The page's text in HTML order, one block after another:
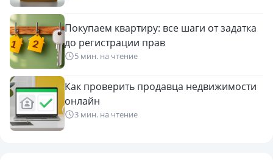
40 апартаментов различной планировки, такое малое
соседство на территории ЖК говорит о том что условия
проживания отдыха практически приватные.
Инфраструктура:
Закрытая благоустроенная озелененная территория
Открытый бассейн с горкой и панорамным видом
Открытый детский бассейн
Зона для загара и отдыха с шезлонгами и зонтами
Покупаем квартиру: все шаги от задатка
до регистрации прав
5 мин. на чтение
Как проверить продавца недвижимости
онлайн
3 мин. на чтение